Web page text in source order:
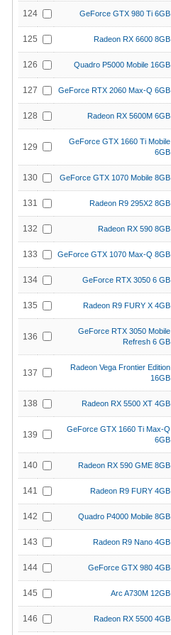
124 GeForce GTX 980 Ti 6GB
125 Radeon RX 6600 8GB
126 Quadro P5000 Mobile 16GB
127 GeForce RTX 2060 Max-Q 6GB
128 Radeon RX 5600M 6GB
129
GeForce GTX 1660 Ti Mobile
6GB
130 GeForce GTX 1070 Mobile 8GB
131 Radeon R9 295X2 8GB
132 Radeon RX 590 8GB
133 GeForce GTX 1070 Max-Q 8GB
134 GeForce RTX 3050 6 GB
135 Radeon R9 FURY X 4GB
136
GeForce RTX 3050 Mobile
Refresh 6 GB
137
Radeon Vega Frontier Edition
16GB
138 Radeon RX 5500 XT 4GB
139
GeForce GTX 1660 Ti Max-Q
6GB
140 Radeon RX 590 GME 8GB
141 Radeon R9 FURY 4GB
142 Quadro P4000 Mobile 8GB
143 Radeon R9 Nano 4GB
144 GeForce GTX 980 4GB
145 Arc A730M 12GB
146 Radeon RX 5500 4GB